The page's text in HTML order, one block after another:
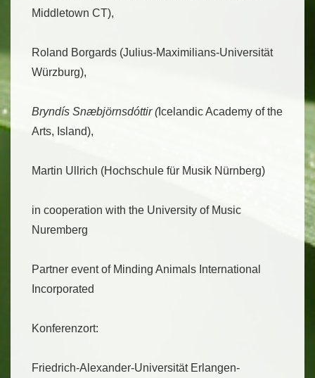
Middletown CT),
Roland Borgards (Julius-Maximilians-Universität
Würzburg),
Bryndís Snæbjörnsdóttir (Icelandic Academy of the
Arts, Island),
Martin Ullrich (Hochschule für Musik Nürnberg)
in cooperation with the University of Music
Nuremberg
Partner event of Minding Animals International
Incorporated
Konferenzort:
Friedrich-Alexander-Universität Erlangen-